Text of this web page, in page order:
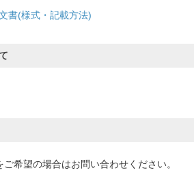
書(様式・記載方法)
希望の場合はお問い合わせください。